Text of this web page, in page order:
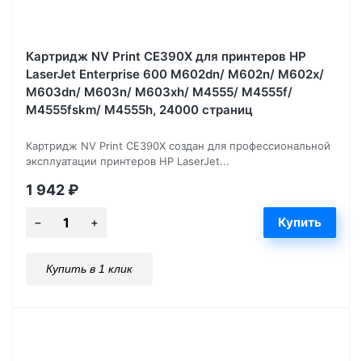
Картридж NV Print CE390X для принтеров HP
LaserJet Enterprise 600 M602dn/ M602n/ M602x/
M603dn/ M603n/ M603xh/ M4555/ M4555f/
M4555fskm/ M4555h, 24000 страниц
Картридж NV Print CE390X создан для профессиональной
эксплуатации принтеров HP LaserJet...
1 942₽
Купить в 1 клик